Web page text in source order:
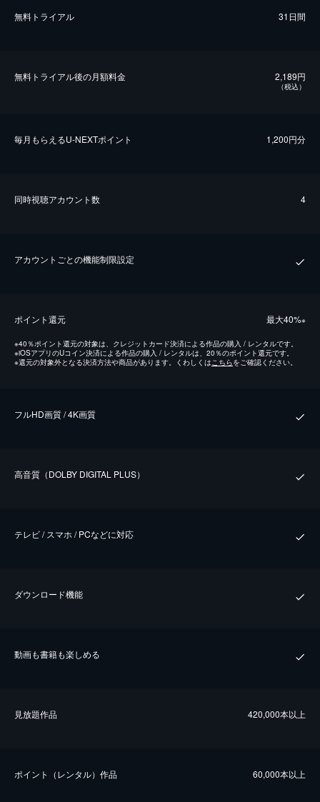
無料トライアル 31日間
無料トライアル後の⽉額料金 2,189円
（税込）
毎⽉もらえるU-NEXTポイント 1,200円分
同時視聴アカウント数 4
アカウントごとの機能制限設定
ポイント還元 最⼤40%※
※40％ポイント還元の対象は、クレジットカード決済による作品の購入 / レンタルです。
※iOSアプリのUコイン決済による作品の購入 / レンタルは、20％のポイント還元です。
※還元の対象外となる決済方法や商品があります。くわしくはこちらをご確認ください。
フルHD画質 / 4K画質
⾼⾳質（DOLBY DIGITAL PLUS）
テレビ / スマホ / PCなどに対応
ダウンロード機能
動画も書籍も楽しめる
⾒放題作品 420,000本以上
ポイント（レンタル）作品 60,000本以上